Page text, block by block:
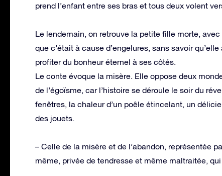
prend l’enfant entre ses bras et tous deux volent
Le lendemain, on retrouve la petite fille morte,
que c’était à cause d’engelures, sans savoir
profiter du bonheur éternel à ses côtés.
Le conte évoque la misère. Elle oppose deux
de l’égoïsme, car l’histoire se déroule le soir du
fenêtres, la chaleur d’un poêle étincelant, un
des jouets.
– Celle de la misère et de l’abandon, représentée
même, privée de tendresse et même maltraitée,